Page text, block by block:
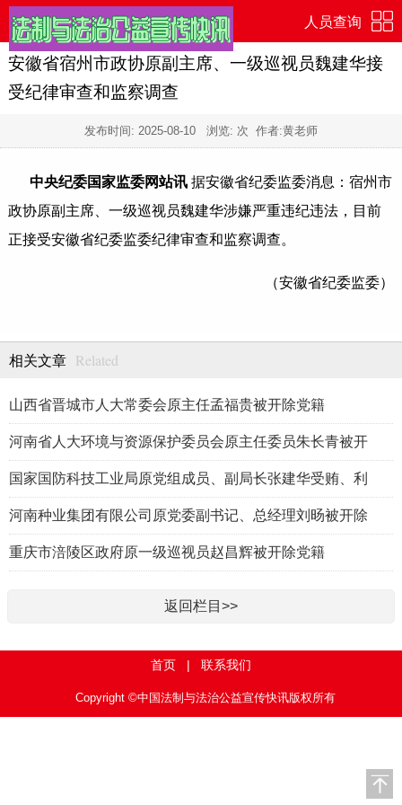
人员查询
安徽省宿州市政协原副主席、一级巡视员魏建华接
受纪律审查和监察调查
发布时间: 2025-08-10 浏览: 次 作者:黄老师
中央纪委国家监委网站讯据安徽省纪委监委消息：宿州市
政协原副主席、一级巡视员魏建华涉嫌严重违纪违法，目前
正接受安徽省纪委监委纪律审查和监察调查。
（安徽省纪委监委）
相关文章 Related
山西省晋城市人大常委会原主任孟福贵被开除党籍
河南省人大环境与资源保护委员会原主任委员朱长青被开
国家国防科技工业局原党组成员、副局长张建华受贿、利
河南种业集团有限公司原党委副书记、总经理刘旸被开除
重庆市涪陵区政府原一级巡视员赵昌辉被开除党籍
返回栏目>>
首页 | 联系我们
Copyright ©中国法制与法治公益宣传快讯版权所有